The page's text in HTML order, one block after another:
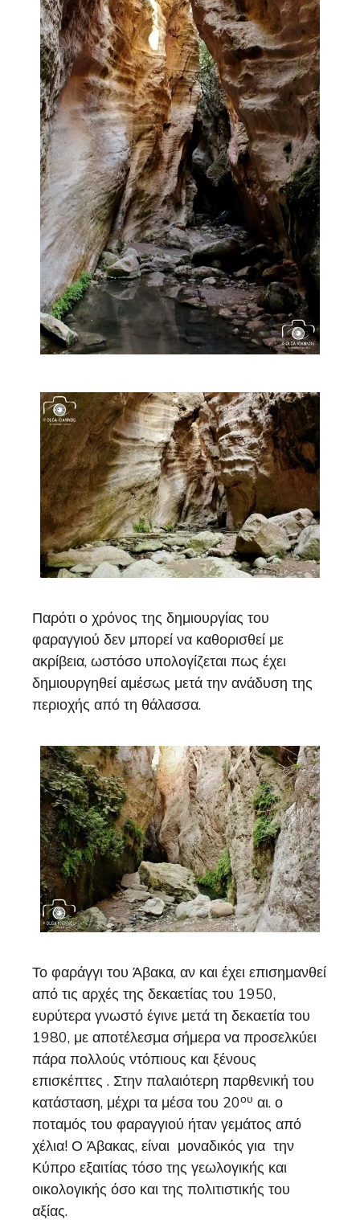
Παρότι ο χρόνος της δημιουργίας του
φαραγγιού δεν μπορεί να καθορισθεί με
ακρίβεια, ωστόσο υπολογίζεται πως έχει
δημιουργηθεί αμέσως μετά την ανάδυση της
περιοχής από τη θάλασσα.
Το φαράγγι του Άβακα, αν και έχει επισημανθεί
από τις αρχές της δεκαετίας του 1950,
ευρύτερα γνωστό έγινε μετά τη δεκαετία του
1980, με αποτέλεσμα σήμερα να προσελκύει
πάρα πολλούς ντόπιους και ξένους
επισκέπτες . Στην παλαιότερη παρθενική του
κατάσταση, μέχρι τα μέσα του 20ου αι. ο
ποταμός του φαραγγιού ήταν γεμάτος από
χέλια! Ο Άβακας, είναι μοναδικός για την
Κύπρο εξαιτίας τόσο της γεωλογικής και
οικολογικής όσο και της πολιτιστικής του
αξίας.